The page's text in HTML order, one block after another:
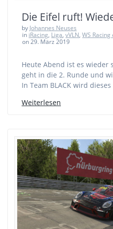
Die Eifel ruft!
by Johannes Neuses
in iRacing, Liga,vVLN,WS Racing
on 29. März 2019
Heute Abend ist es wieder
geht in die 2. Runde und
In Team BLACK wird
Weiterlesen